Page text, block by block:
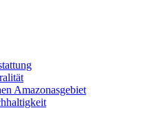
Amazonasgebiet